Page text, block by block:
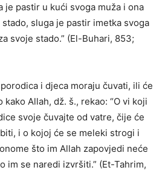
je pastir u kući svoga muža i ona
sluga je pastir imetka svoga
svoje stado.” (El-Buhari, 853;
i djeca moraju čuvati, ili će
Allah, dž. š., rekao: “O vi koji
svoje čuvajte od vatre, čije će
i o kojoj će se meleki strogi i
što im Allah zapovjedi neće
im se naredi izvršiti.” (Et-Tahrim,